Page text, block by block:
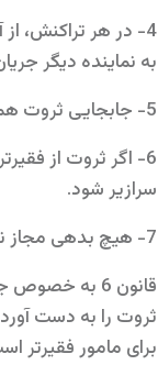
4- در هر تراکنش،
به نماینده دیگر
5- جابجایی ثروت همیشه تنها کسری از ثروت فقیرتر از این دو عامل (فقیر و ثروتمند) است.
سرازیر شود.
7- هیچ بدهی مجاز نیست. از این رو نمایندگان نمی توانند بیش از آنچه که دارند ضرر کنند.
قانون 6 به
برای مامور